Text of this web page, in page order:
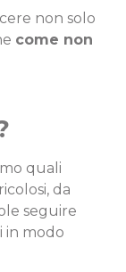
non solo
come non
quali
da
seguire
in modo